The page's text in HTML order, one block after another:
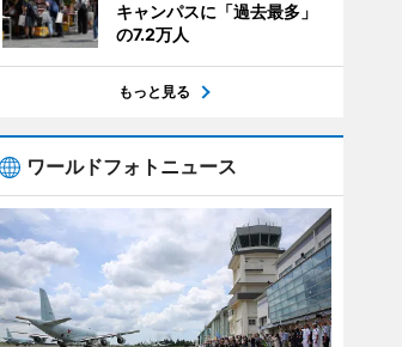
キャンパスに「過去最多」
の7.2万人
もっと見る
ワールドフォトニュース